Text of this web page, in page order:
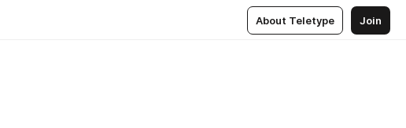
About Teletype Join